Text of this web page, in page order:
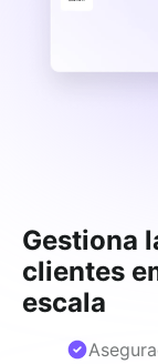
Gestiona
clientes
escala